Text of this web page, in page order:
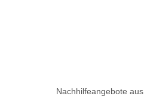
Nachhilfeangebote aus